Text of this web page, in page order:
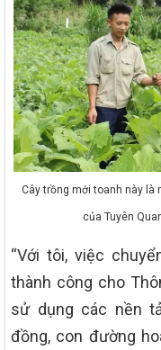
Cây trồng mới toanh này là
của Tuyên
“Với tôi, việc
thành công cho
sử dụng các nền
đồng, con đường